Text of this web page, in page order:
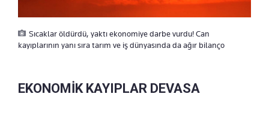
Sıcaklar öldürdü, yaktı ekonomiye darbe vurdu! Can
kayıplarının yanı sıra tarım ve iş dünyasında da ağır bilanço
EKONOMİK KAYIPLAR DEVASA